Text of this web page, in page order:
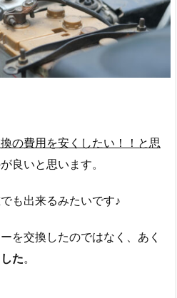
の費用を安くしたい！！と思
良いと思います。
も出来るみたいです♪
を交換したのではなく、あく
た。